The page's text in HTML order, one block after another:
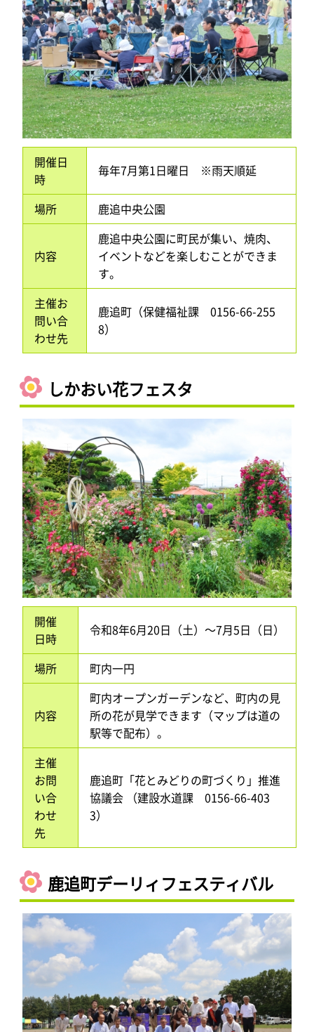
開催日
時
毎年7月第1日曜日 ※雨天順延
場所 鹿追中央公園
内容
鹿追中央公園に町民が集い、焼肉、
イベントなどを楽しむことができま
す。
主催お
問い合
わせ先
鹿追町（保健福祉課 0156-66-255
8）
しかおい花フェスタ
開催
日時
令和8年6月20日（土）～7月5日（日）
場所 町内一円
内容
町内オープンガーデンなど、町内の見
所の花が見学できます（マップは道の
駅等で配布）。
主催
お問
い合
わせ
先
鹿追町「花とみどりの町づくり」推進
協議会 （建設水道課 0156-66-403
3）
鹿追町デーリィフェスティバル